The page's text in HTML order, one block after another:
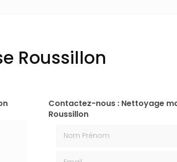
Roussillon
Contactez-nous : Nettoyage
Roussillon